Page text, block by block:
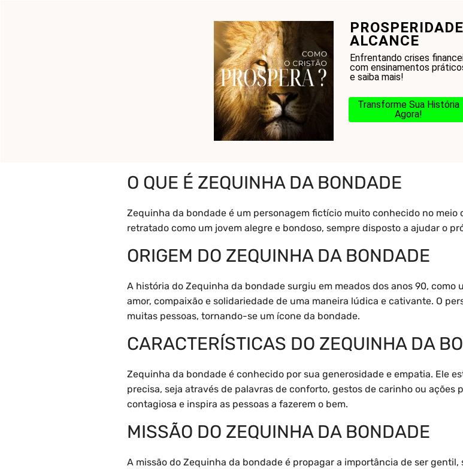
ALCANCE
Enfrentando crises
com ensinamentos
e saiba mais!
Transforme Sua História
Agora!
Pronto para conhecer a Bíblia? Glossário Blog
O que é Zequinha da bondade
O QUE É ZEQUINHA DA BONDADE
Zequinha da bondade é um personagem fictício muito conhecido no
retratado como um jovem alegre e bondoso, sempre disposto a ajudar o
ORIGEM DO ZEQUINHA DA BONDADE
A história do Zequinha da bondade surgiu em meados dos anos 90,
amor, compaixão e solidariedade de uma maneira lúdica e cativante. O
muitas pessoas, tornando-se um ícone da bondade.
CARACTERÍSTICAS DO ZEQUINHA DA
Zequinha da bondade é conhecido por sua generosidade e empatia. Ele
precisa, seja através de palavras de conforto, gestos de carinho ou ações
contagiosa e inspira as pessoas a fazerem o bem.
MISSÃO DO ZEQUINHA DA BONDADE
A missão do Zequinha da bondade é propagar a importância de ser